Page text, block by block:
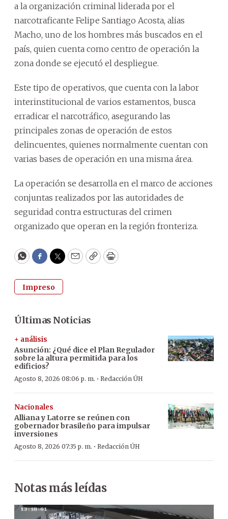
a la organización criminal liderada por el
narcotraficante Felipe Santiago Acosta, alias
Macho, uno de los hombres más buscados en el
país, quien cuenta como centro de operación la
zona donde se ejecutó el despliegue.
Este tipo de operativos, que cuenta con la labor
interinstitucional de varios estamentos, busca
erradicar el narcotráfico, asegurando las
principales zonas de operación de estos
delincuentes, quienes normalmente cuentan con
varias bases de operación en una misma área.
La operación se desarrolla en el marco de acciones
conjuntas realizados por las autoridades de
seguridad contra estructuras del crimen
organizado que operan en la región fronteriza.
WhatsApp
Facebook
Twitter
EmailCopyPrint
Impreso
Últimas Noticias
+ análisis
Asunción: ¿Qué dice el Plan Regulador
sobre la altura permitida para los
edificios?
Agosto 8, 2026 08:06 p. m. · Redacción ÚH
Nacionales
Alliana y Latorre se reúnen con
gobernador brasileño para impulsar
inversiones
Agosto 8, 2026 07:35 p. m. · Redacción ÚH
Notas más leídas